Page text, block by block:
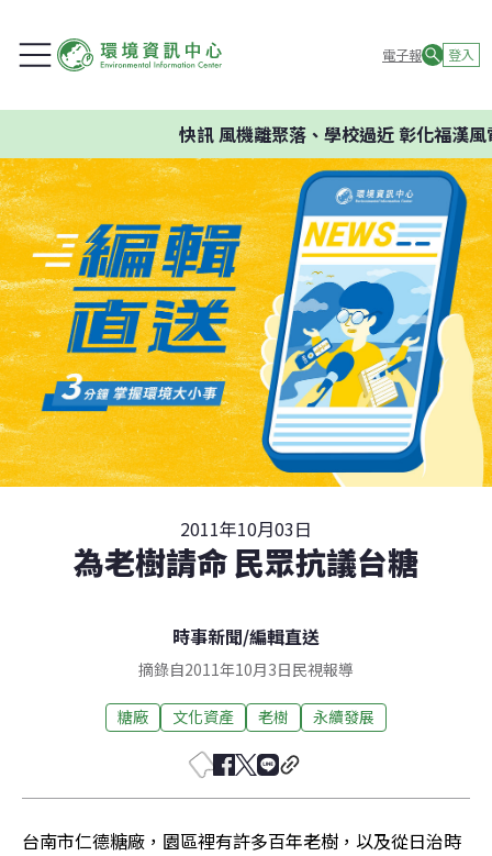
電子報 登入
快訊風機離聚落、學校過近 彰化福漢風
2011年10月03日
為老樹請命 民眾抗議台糖
時事新聞/編輯直送
摘錄自2011年10月3日民視報導
糖廠 文化資產 老樹 永續發展
台南市仁德糖廠，園區裡有許多百年老樹，以及從日治時